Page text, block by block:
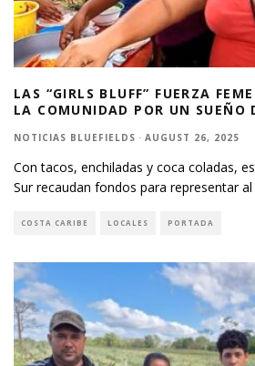
LAS “GIRLS BLUFF” FUERZA
LA COMUNIDAD POR UN SUEÑO
NOTICIAS BLUEFIELDS · AUGUST 26, 2025
Con tacos, enchiladas y coca coladas,
Sur recaudan fondos para representar
COSTA CARIBE LOCALES PORTADA